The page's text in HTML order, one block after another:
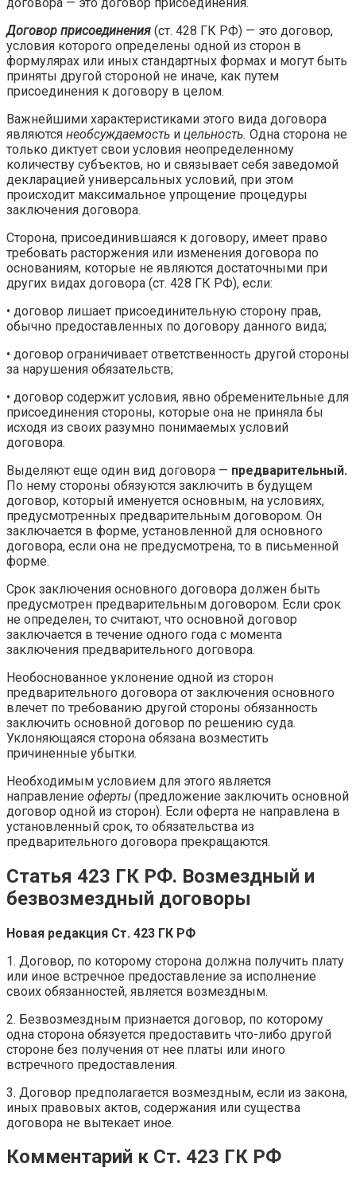
Договор присоединения (ст. 428 ГК РФ) — это договор,
условия которого определены одной из сторон в
формулярах или иных стандартных формах и могут быть
приняты другой стороной не иначе, как путем
присоединения к договору в целом.
Важнейшими характеристиками этого вида договора
являются необсуждаемость и цельность. Одна сторона не
только диктует свои условия неопределенному
количеству субъектов, но и связывает себя заведомой
декларацией универсальных условий, при этом
происходит максимальное упрощение процедуры
заключения договора.
Сторона, присоединившаяся к договору, имеет право
требовать расторжения или изменения договора по
основаниям, которые не являются достаточными при
других видах договора (ст. 428 ГК РФ), если:
• договор лишает присоединительную сторону прав,
обычно предоставленных по договору данного вида;
• договор ограничивает ответственность другой стороны
за нарушения обязательств;
• договор содержит условия, явно обременительные для
присоединения стороны, которые она не приняла бы
исходя из своих разумно понимаемых условий
договора.
Выделяют еще один вид договора — предварительный.
По нему стороны обязуются заключить в будущем
договор, который именуется основным, на условиях,
предусмотренных предварительным договором. Он
заключается в форме, установленной для основного
договора, если она не предусмотрена, то в письменной
форме.
Срок заключения основного договора должен быть
предусмотрен предварительным договором. Если срок
не определен, то считают, что основной договор
заключается в течение одного года с момента
заключения предварительного договора.
Необоснованное уклонение одной из сторон
предварительного договора от заключения основного
влечет по требованию другой стороны обязанность
заключить основной договор по решению суда.
Уклоняющаяся сторона обязана возместить
причиненные убытки.
Необходимым условием для этого является
направление оферты (предложение заключить основной
договор одной из сторон). Если оферта не направлена в
установленный срок, то обязательства из
предварительного договора прекращаются.
Статья 423 ГК РФ. Возмездный и
безвозмездный договоры
Новая редакция Ст. 423 ГК РФ
1. Договор, по которому сторона должна получить плату
или иное встречное предоставление за исполнение
своих обязанностей, является возмездным.
2. Безвозмездным признается договор, по которому
одна сторона обязуется предоставить что-либо другой
стороне без получения от нее платы или иного
встречного предоставления.
3. Договор предполагается возмездным, если из закона,
иных правовых актов, содержания или существа
договора не вытекает иное.
Комментарий к Ст. 423 ГК РФ